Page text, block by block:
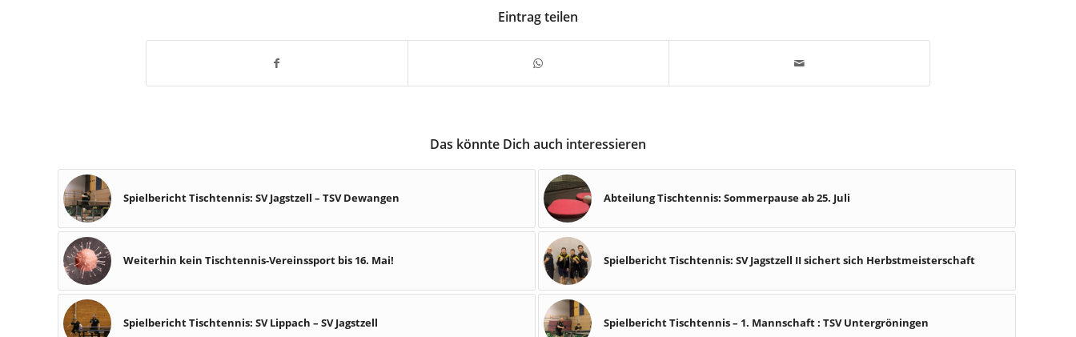
Eintrag teilen
Das könnte Dich auch interessieren
Spielbericht Tischtennis: SV Jagstzell – TSV Dewangen Abteilung Tischtennis: Sommerpause ab 25. Juli
Weiterhin kein Tischtennis-Vereinssport bis 16. Mai! Spielbericht Tischtennis: SV Jagstzell II sichert sich Herbstmeisterschaft
Spielbericht Tischtennis: SV Lippach – SV Jagstzell Spielbericht Tischtennis – 1. Mannschaft : TSV Untergröningen